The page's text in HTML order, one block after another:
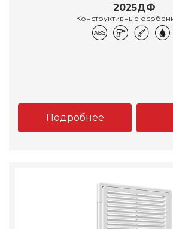
2025ДФ
Конструктивные
Подробнее